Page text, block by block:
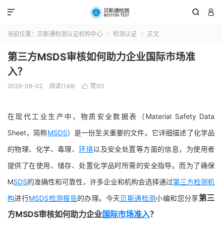
 

当前位置： 贝斯通检测认证机构中心  检测认证  正文
第三方MSDS审核如何助力企业国际市场准
入？
2026-08-02 阅读(148)  赞(0)
在现代工业生产中，物质安全数据表（Material Safety Data
Sheet，简称MSDS）是一份至关重要的文件。它详细描述了化学品
的物理、化学、毒理、环境以及安全处置等方面的信息，为使用者
提供了在使用、储存、处置化学品时所需的安全指导。而为了确保
MSDS的准确性和可靠性，许多企业和机构会选择通过第三方检测机
构进行MSDS检测报告的办理。今天贝斯通检测小编和您分享第三
方MSDS审核如何助力企业国际市场准入？